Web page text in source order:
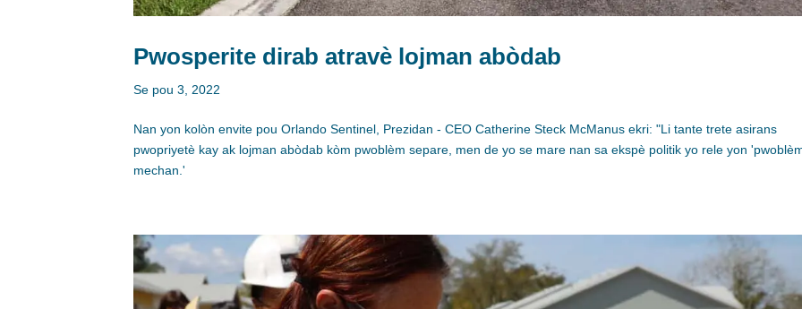
Pwosperite dirab atravè lojman abòdab
Se pou 3, 2022
Nan yon kolòn envite pou Orlando Sentinel, Prezidan - CEO Catherine Steck McManus ekri: "Li tante trete asirans
pwopriyetè kay ak lojman abòdab kòm pwoblèm separe, men de yo se mare nan sa ekspè politik yo rele yon
mechan.'